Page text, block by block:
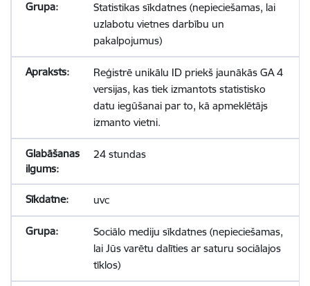
Statistikas sīkdatnes (nepieciešamas, lai
uzlabotu vietnes darbību un
pakalpojumus)
Reģistrē unikālu ID priekš jaunākās GA 4
versijas, kas tiek izmantots statistisko
datu iegūšanai par to, kā apmeklētājs
izmanto vietni.
24 stundas
uvc
Sociālo mediju sīkdatnes (nepieciešamas,
lai Jūs varētu dalīties ar saturu sociālajos
tīklos)